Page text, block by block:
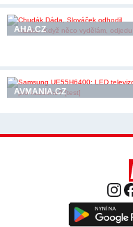
AHA.CZ
AVMANIA.CZ